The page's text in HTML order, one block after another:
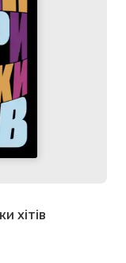
хітів